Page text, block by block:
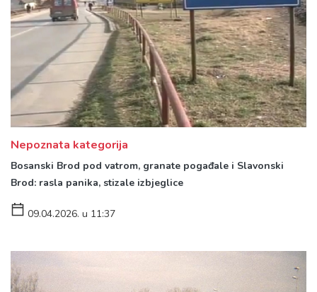
Nepoznata kategorija
Bosanski Brod pod vatrom, granate pogađale i Slavonski
Brod: rasla panika, stizale izbjeglice
09.04.2026. u 11:37